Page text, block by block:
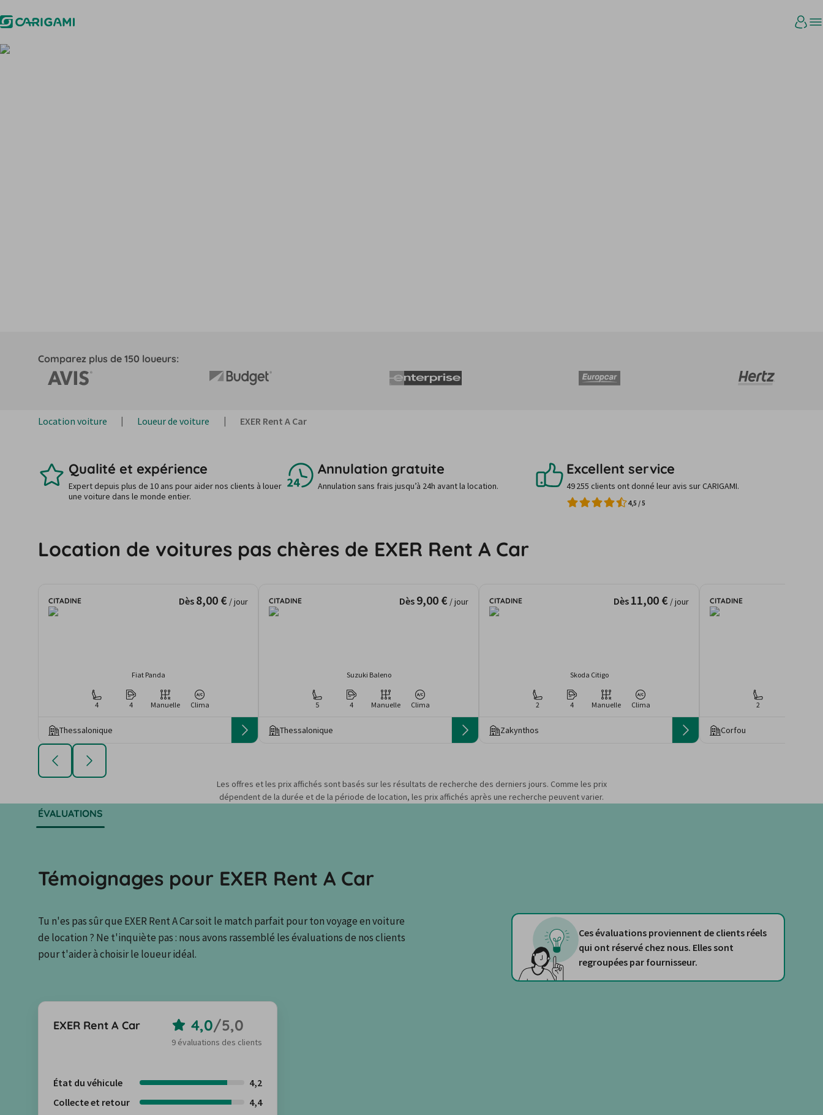
Comparez plus de 150 loueurs:
Location voiture Loueur de voiture EXER Rent A Car
Qualité et expérience
Expert depuis plus de 10 ans pour aider nos clients à louer
une voiture dans le monde entier.
Annulation gratuite
Annulation sans frais jusqu’à 24h avant la location.
Excellent service
49 255 clients ont donné leur avis sur CARIGAMI.
4,5 /5
Location de voitures pas chères de EXER Rent A Car
CITADINE Dès 8,00 € / jour
Fiat Panda
4 4 Manuelle Clima
Thessalonique
CITADINE Dès 9,00 € / jour
Suzuki Baleno
5 4 Manuelle Clima
Thessalonique
CITADINE Dès 11,00 € / jour
Skoda Citigo
2 4 Manuelle Clima
Zakynthos
CITADINE
2
Corfou
Les offres et les prix affichés sont basés sur les résultats de recherche des derniers jours. Comme les prix
dépendent de la durée et de la période de location, les prix affichés après une recherche peuvent varier.
ÉVALUATIONS
Témoignages pour EXER Rent A Car
Tu n'es pas sûr que EXER Rent A Car soit le match parfait pour ton voyage en voiture
de location ? Ne t'inquiète pas : nous avons rassemblé les évaluations de nos clients
pour t'aider à choisir le loueur idéal.
Ces évaluations proviennent de clients réels
qui ont réservé chez nous. Elles sont
regroupées par fournisseur.
EXER Rent A Car 4,0/5,0
9 évaluations des clients
État du véhicule
4,2
Collecte et retour
4,4